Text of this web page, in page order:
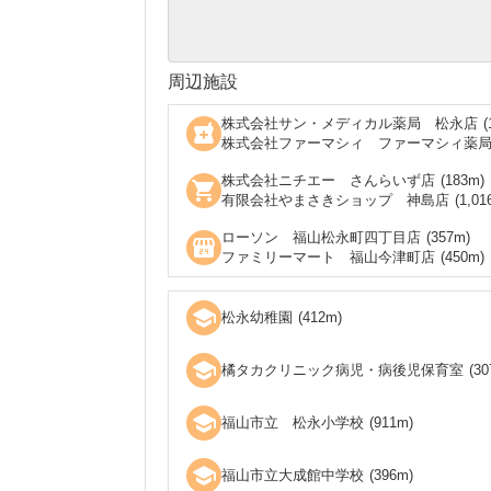
周辺施設
local_pharmacy 株式会社サン・メディカル薬局 松永店 (
株式会社ファーマシィ ファーマシィ薬
shopping_cart 株式会社ニチエー さんらいず店 (183m)
有限会社やまさきショップ 神島店 (
local_convenience_store ローソン 福山松永町四丁目店 (357m)
ファミリーマート 福山今津町店 (450m)
school 松永幼稚園 (412m)
school 橘タカクリニック病児・病後児保育室 (
school 福山市立 松永小学校 (911m)
school 福山市立大成館中学校 (396m)